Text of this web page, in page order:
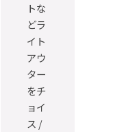
トな
どラ
イト
アウ
ター
をチ
ョイ
ス /